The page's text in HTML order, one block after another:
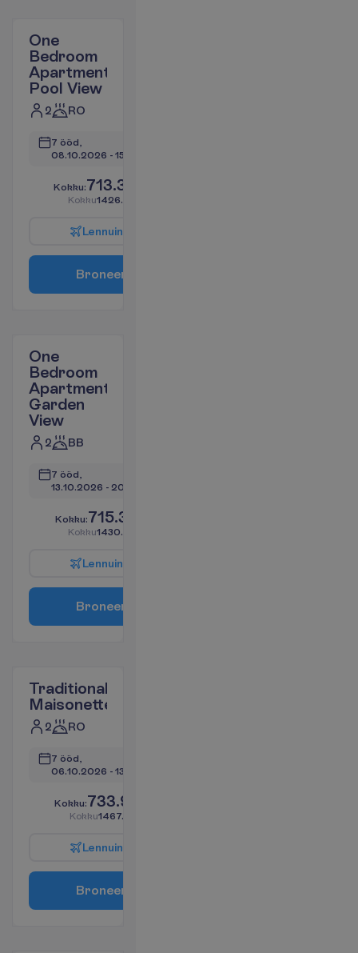
One
Bedroom
Apartment
Pool View
2 RO
7 ööd,
08.10.2026 - 15.10.2026
Kokku:713.30
Kokku1426.60
Lennuin
Broneer
One
Bedroom
Apartment
Garden
View
2 BB
7 ööd,
13.10.2026 - 20.10.2026
Kokku:715.35
Kokku1430.70
Lennuin
Broneer
Traditional
Maisonette
2 RO
7 ööd,
06.10.2026 - 13.10.2026
Kokku:733.91
Kokku1467.82
Lennuin
Broneer